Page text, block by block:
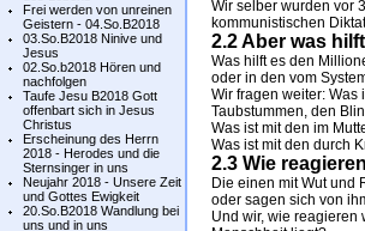
Frei werden von unreinen
Geistern - 04.So.B2018
03.So.B2018 Ninive und
Jesus
02.So.b2018 Hören und
nachfolgen
Taufe Jesu B2018 Gott
offenbart sich in Jesus
Christus
Erscheinung des Herrn
2018 - Herodes und die
Sternsinger in uns
Neujahr 2018 - Unsere Zeit
und Gottes Ewigkeit
20.So.B2018 Wandlung bei
uns und in uns
Wir selber wurden vor
kommunistischen
2.2 Aber was
Was hilft es den
oder in den vom
Wir fragen weiter: Was
Taubstummen, den
Was ist mit den im
Was ist mit den durch
2.3 Wie
Die einen mit Wut und
oder sagen sich von
Und wir, wie reagieren